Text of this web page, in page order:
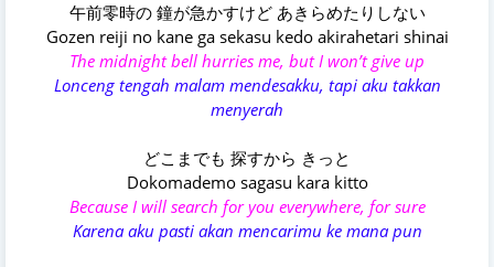
午前零時の 鐘が急かすけど あきらめたりしない
Gozen reiji no kane ga sekasu kedo akirahetari shinai
The midnight bell hurries me, but I won’t give up
Lonceng tengah malam mendesakku, tapi aku takkan
menyerah
どこまでも 探すから きっと
Dokomademo sagasu kara kitto
Because I will search for you everywhere, for sure
Karena aku pasti akan mencarimu ke mana pun